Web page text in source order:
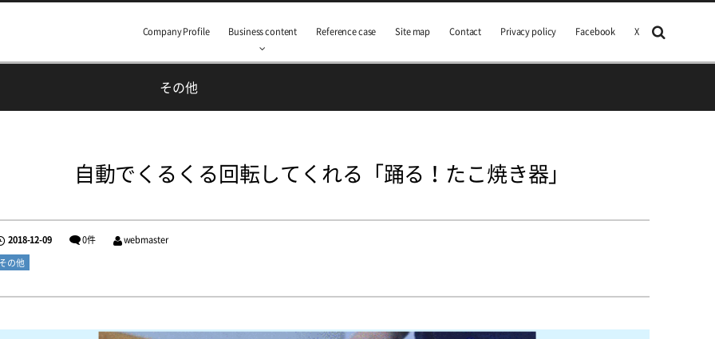
Company Profile Business content Reference case Site map Contact Privacy policy Facebook X
その他
自動でくるくる回転してくれる「踊る！たこ焼き器」
2018-12-09 0件
webmaster
の他